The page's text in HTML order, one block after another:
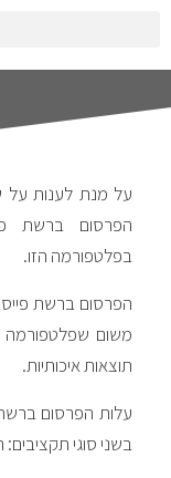
מנת לענות על שאלה
ברשת
הזו.
ברשת פייסבוק
שפלטפורמה זו
איכותיות.
הפרסום ברשת
סוגי תקציבים: תקציב